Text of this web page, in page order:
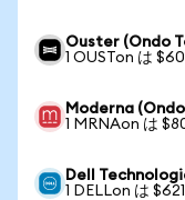
Ouster (Ondo
1 OUSTon は
Moderna
1 MRNAon は
Dell
1 DELLon は